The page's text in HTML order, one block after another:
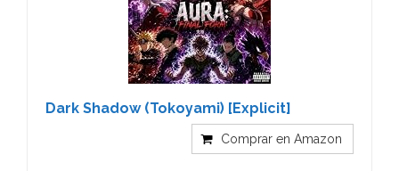
Dark Shadow (Tokoyami) [Explicit]
Comprar en Amazon